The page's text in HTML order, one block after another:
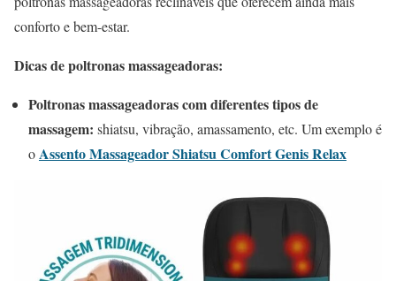
conforto e bem-estar.
Dicas de poltronas massageadoras:
Poltronas massageadoras com diferentes tipos de
massagem: shiatsu, vibração, amassamento, etc. Um exemplo é
oAssento Massageador Shiatsu Comfort Genis Relax